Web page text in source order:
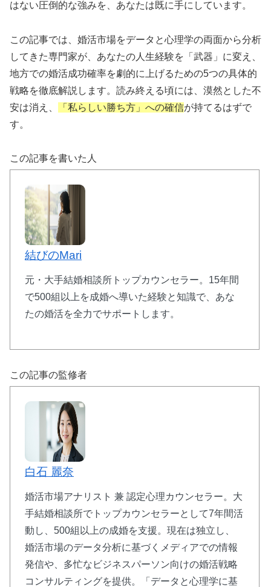
はない圧倒的な強みを、あなたは既に手にしています。
この記事では、婚活市場をデータと心理学の両面から分析
してきた専門家が、あなたの人生経験を「武器」に変え、
地方での婚活成功確率を劇的に上げるための5つの具体的
戦略を徹底解説します。読み終える頃には、漠然とした不
安は消え、
「私らしい勝ち方」への確信が持てるはずで
す。
この記事を書いた人
結びのMari
元・大手結婚相談所トップカウンセラー。15年間
で500組以上を成婚へ導いた経験と知識で、あな
たの婚活を全力でサポートします。
この記事の監修者
白石 麗奈
婚活市場アナリスト 兼 認定心理カウンセラー。大
手結婚相談所でトップカウンセラーとして7年間活
動し、500組以上の成婚を支援。現在は独立し、
婚活市場のデータ分析に基づくメディアでの情報
発信や、多忙なビジネスパーソン向けの婚活戦略
コンサルティングを提供。「データと心理学に基